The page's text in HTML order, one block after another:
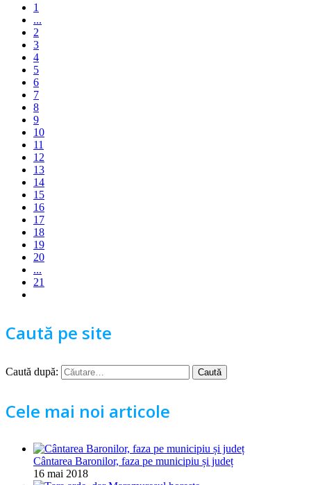
1
...
2
3
4
5
6
7
8
9
10
11
12
13
14
15
16
17
18
19
20
...
21
Caută pe site
Caută după:
Cele mai noi articole
Cântarea Baronilor, faza pe municipiu și județ
16 mai 2018